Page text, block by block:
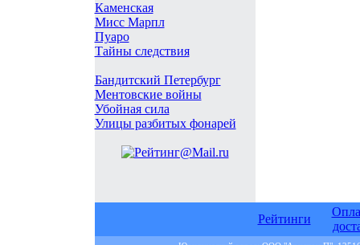
Каменская
Мисс Марпл
Пуаро
Тайны следствия
Бандитский Петербург
Ментовские войны
Убойная сила
Улицы разбитых фонарей
Рейтинги